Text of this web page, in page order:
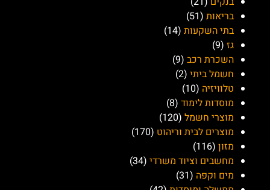
בריאות (51)
בתי השקעות (14)
גז (9)
השכרת רכב (9)
חשמל ביתי (2)
טלוויזיה (10)
מוסדות לימוד (8)
מוצרי חשמל (120)
מוצרים לבית וריהוט (170)
מזון (116)
מחשבים וציוד משרדי (34)
מים וקפה (31)